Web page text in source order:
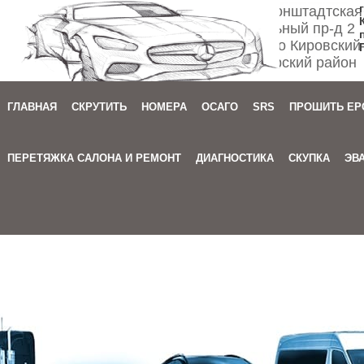
Спб ул.
Мебельный пр-д 2
м. Автово
Приморский район
ГЛАВНАЯ СКРУТИТЬ НОМЕРА ОСАГО SRS ПРОШИТЬ
ПЕРЕТЯЖКА САЛОНА И РЕМОНТ ДИАГНОСТИКА СКУПКА